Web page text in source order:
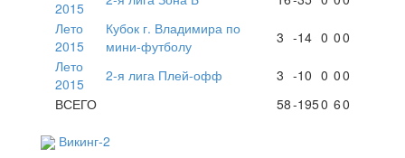
2015
Лето
2015
Кубок г. Владимира по
мини-футболу
3 -14 0 00
Лето
2015
2-я лига Плей-офф 3 -10 0 00
ВСЕГО
58-1950 60
Викинг-2